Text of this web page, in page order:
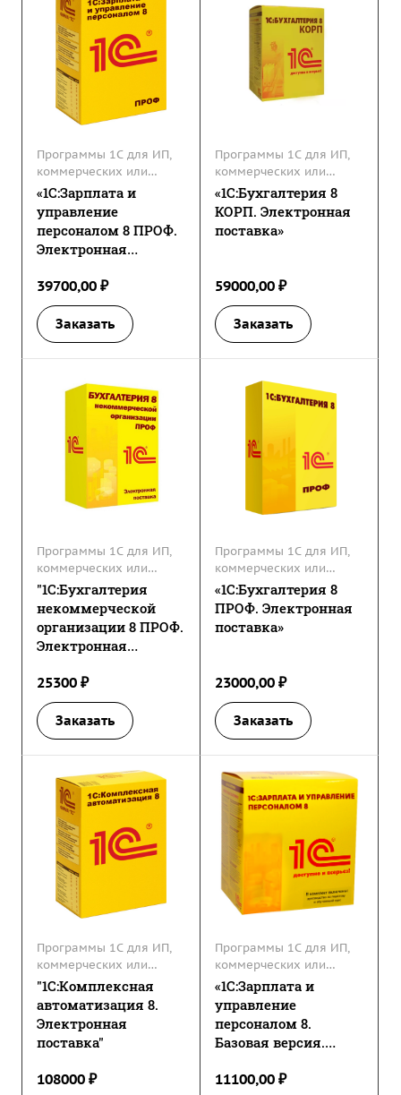
Программы 1С для ИП,
коммерческих или
некоммерческих
организаций
«1С:Зарплата и
управление
персоналом 8 ПРОФ.
Электронная
39700,00 ₽
Заказать
Программы 1С для ИП,
коммерческих или
некоммерческих
организаций
«1С:Бухгалтерия 8
КОРП. Электронная
поставка»
59000,00 ₽
Заказать
Программы 1С для ИП,
коммерческих или
некоммерческих
организаций
"1С:Бухгалтерия
некоммерческой
организации 8 ПРОФ.
Электронная
25300 ₽
Заказать
Программы 1С для ИП,
коммерческих или
некоммерческих
организаций
«1С:Бухгалтерия 8
ПРОФ. Электронная
поставка»
23000,00 ₽
Заказать
Программы 1С для ИП,
коммерческих или
некоммерческих
"1С:Комплексная
автоматизация 8.
Электронная
поставка"
108000 ₽
Программы 1С для ИП,
коммерческих или
некоммерческих
организаций
«1С:Зарплата и
управление
персоналом 8.
Базовая версия.
поставка»
11100,00 ₽